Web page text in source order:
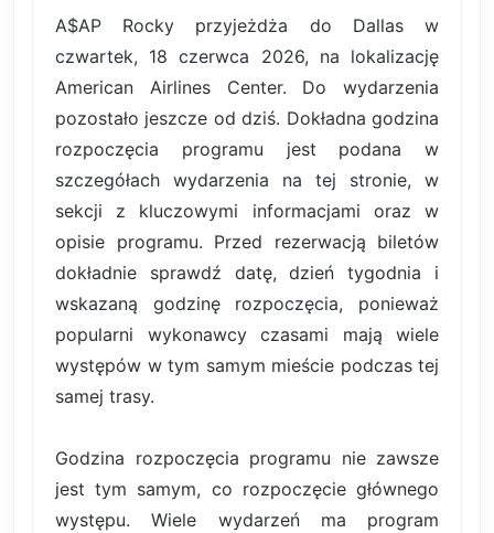
A$AP Rocky przyjeżdża do Dallas w
czwartek, 18 czerwca 2026, na lokalizację
American Airlines Center. Do wydarzenia
pozostało jeszcze od dziś. Dokładna godzina
rozpoczęcia programu jest podana w
szczegółach wydarzenia na tej stronie, w
sekcji z kluczowymi informacjami oraz w
opisie programu. Przed rezerwacją biletów
dokładnie sprawdź datę, dzień tygodnia i
wskazaną godzinę rozpoczęcia, ponieważ
popularni wykonawcy czasami mają wiele
występów w tym samym mieście podczas tej
samej trasy.
Godzina rozpoczęcia programu nie zawsze
jest tym samym, co rozpoczęcie głównego
występu. Wiele wydarzeń ma program